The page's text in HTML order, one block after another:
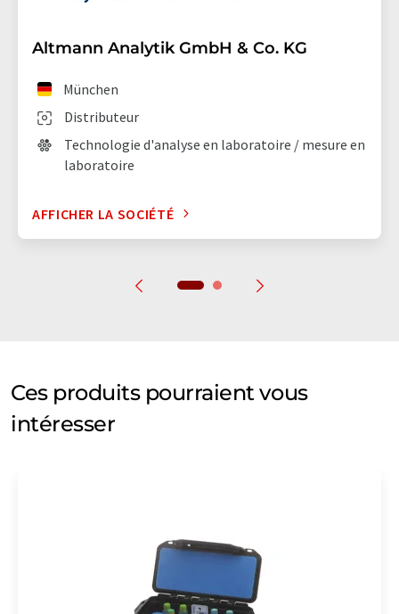
Altmann Analytik GmbH & Co. KG
Distributeur
München
Technologie d'analyse en laboratoire / mesure en
laboratoire
AFFICHER LA SOCIÉTÉ
Ces produits pourraient vous
intéresser